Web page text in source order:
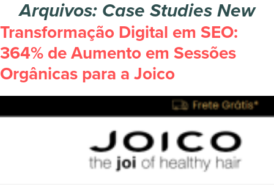
Arquivos: Case Studies New
Transformação Digital em SEO:
364% de Aumento em Sessões
Orgânicas para a Joico